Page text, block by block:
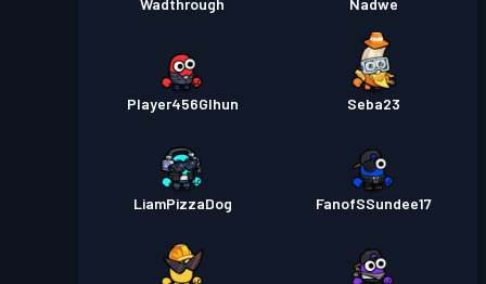
Wadthrough Nadwe
Player456GIhun Seba23
LiamPizzaDog FanofSSundee17